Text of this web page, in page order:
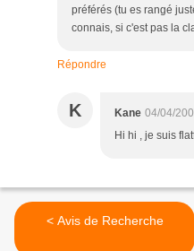
préférés (tu es rangé
connais, si c'est pas la
Répondre
K Kane 04/04/
Hi hi , je suis
< Avis de Recherche